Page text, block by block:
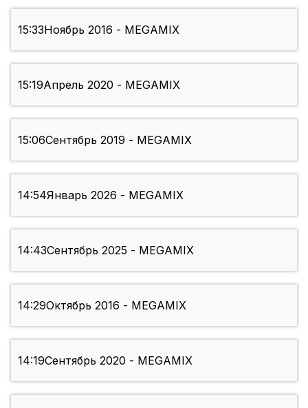
15:33Ноябрь 2016 - MEGAMIX
15:19Апрель 2020 - MEGAMIX
15:06Сентябрь 2019 - MEGAMIX
14:54Январь 2026 - MEGAMIX
14:43Сентябрь 2025 - MEGAMIX
14:29Октябрь 2016 - MEGAMIX
14:19Сентябрь 2020 - MEGAMIX